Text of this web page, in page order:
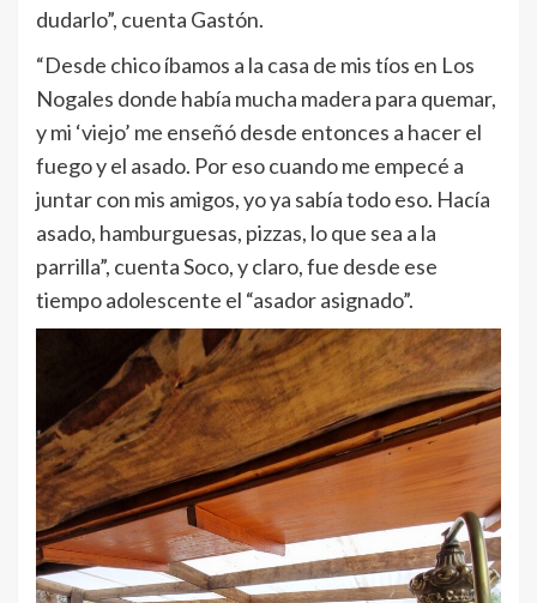
dudarlo”, cuenta Gastón.
“Desde chico íbamos a la casa de mis tíos en Los
Nogales donde había mucha madera para quemar,
y mi ‘viejo’ me enseñó desde entonces a hacer el
fuego y el asado. Por eso cuando me empecé a
juntar con mis amigos, yo ya sabía todo eso. Hacía
asado, hamburguesas, pizzas, lo que sea a la
parrilla”, cuenta Soco, y claro, fue desde ese
tiempo adolescente el “asador asignado”.